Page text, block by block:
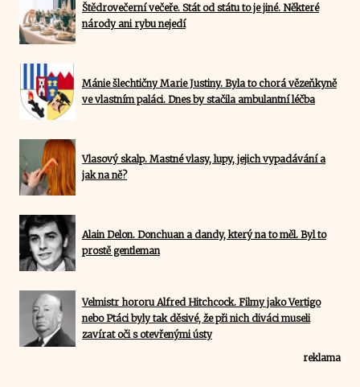
Štědrovečerní večeře. Stát od státu to je jiné. Některé
národy ani rybu nejedí
Mánie šlechtičny Marie Justiny. Byla to chorá vězeňkyně
ve vlastním paláci. Dnes by stačila ambulantní léčba
Vlasový skalp. Mastné vlasy, lupy, jejich vypadávání a
jak na ně?
Alain Delon. Donchuan a dandy, který na to měl. Byl to
prostě gentleman
Velmistr hororu Alfred Hitchcock. Filmy jako Vertigo
nebo Ptáci byly tak děsivé, že při nich diváci museli
zavírat oči s otevřenými ústy
reklama